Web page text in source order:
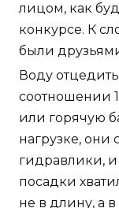
лицом, как
конкурсе. К
были
Воду
соотношении
или горячую
нагрузке, они
гидравлики,
посадки
не в длину, а в